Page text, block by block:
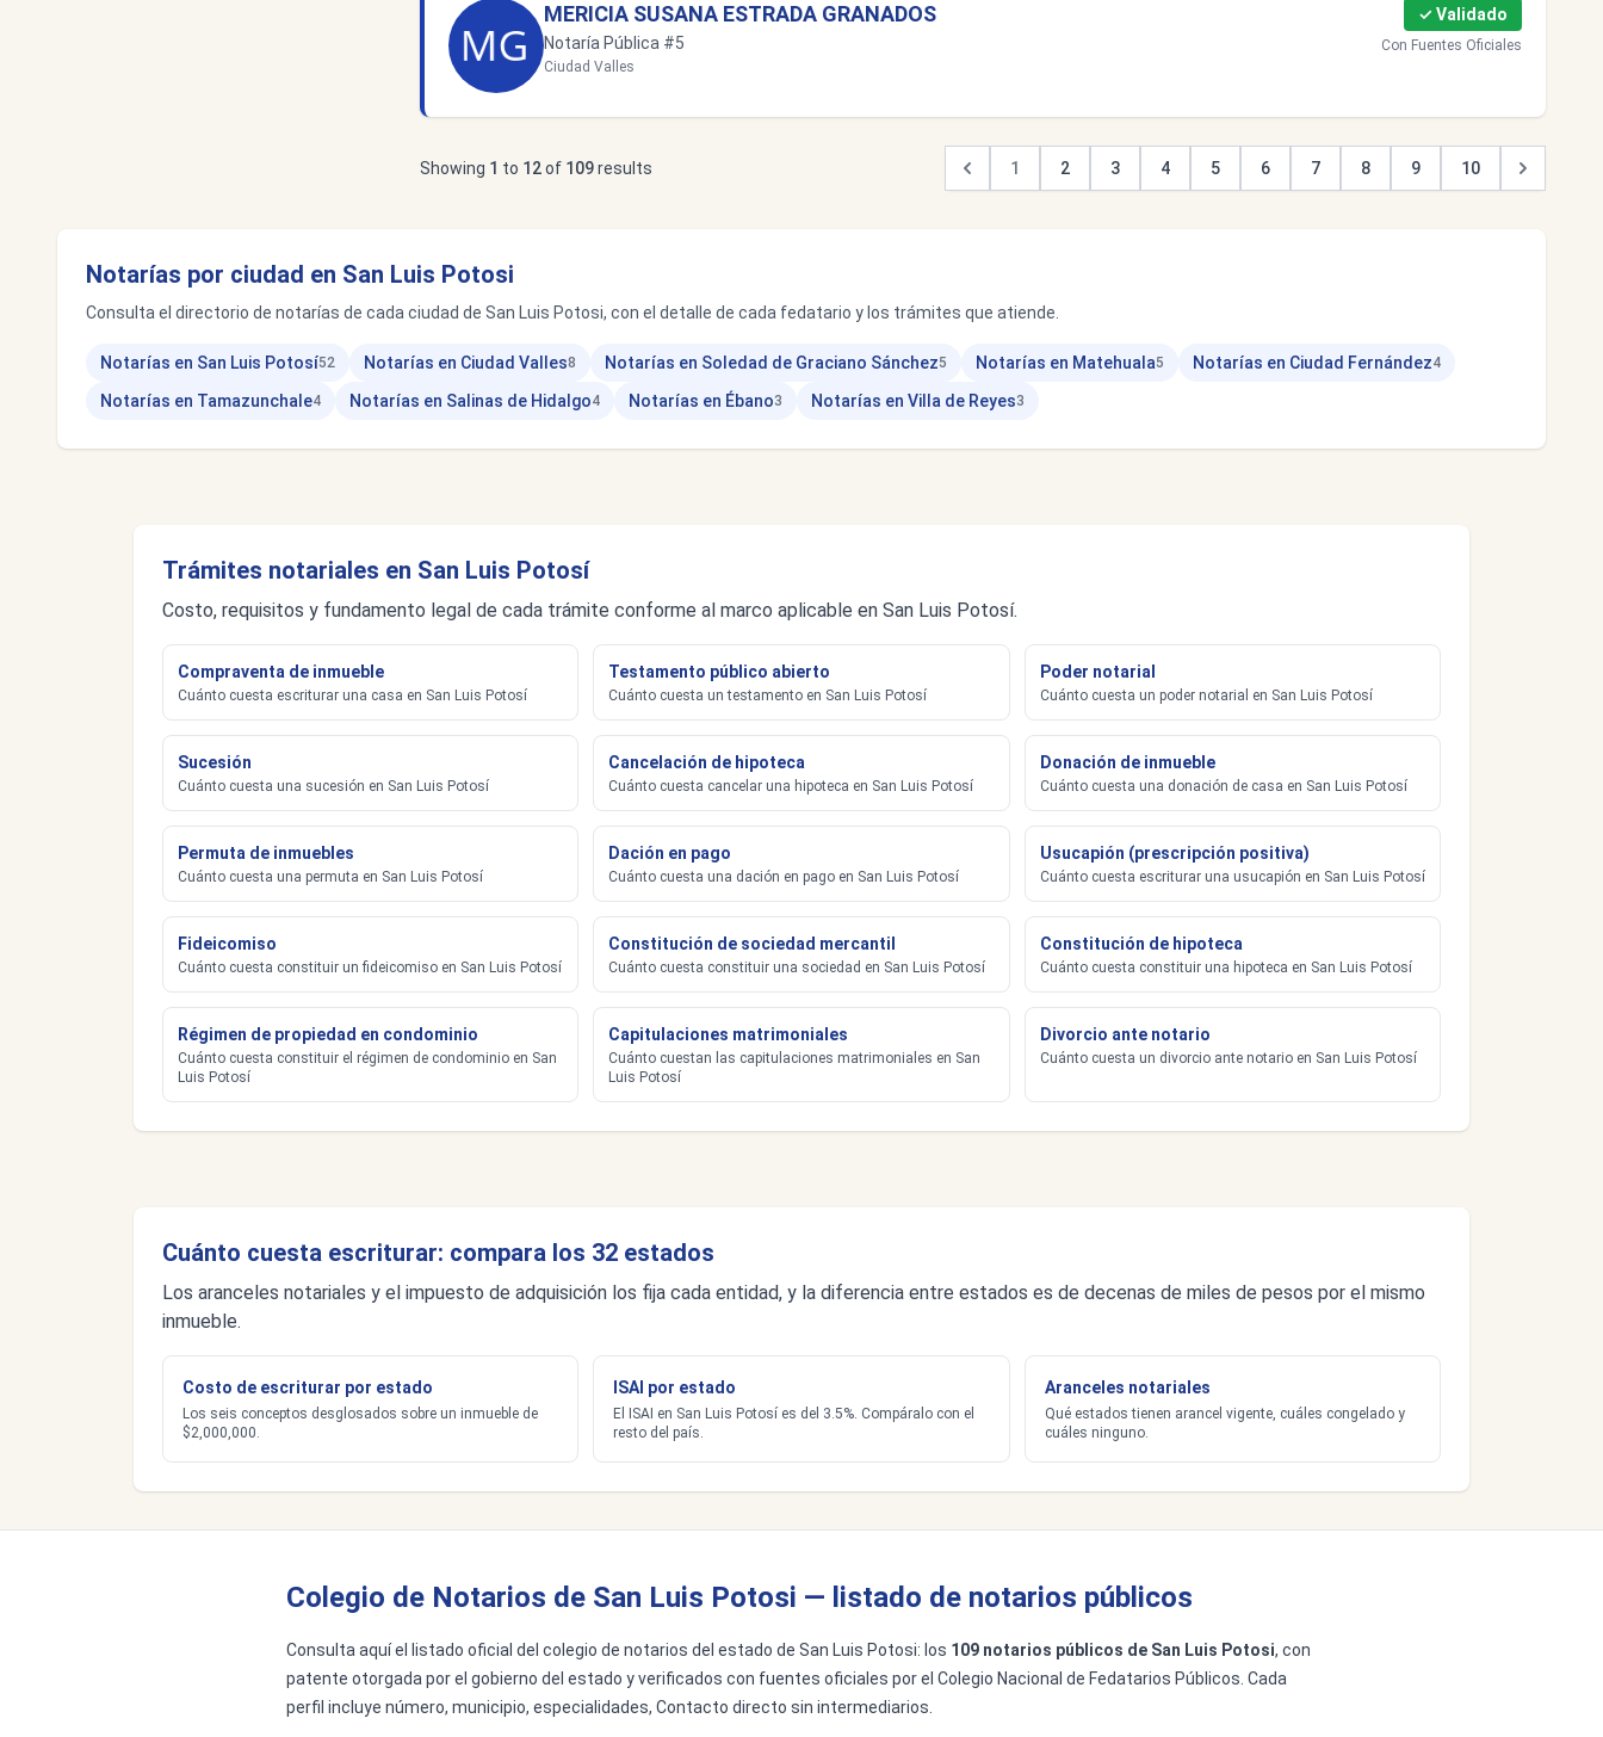
MERICIA SUSANA ESTRADA GRANADOS
Notaría Pública #5
Ciudad Valles
✓ Validado
Con Fuentes Oficiales
Showing 1 to 12of 109results 1 2 3 4 5 6 7 8 9 10
Notarías por ciudad en San Luis Potosi
Consulta el directorio de notarías de cada ciudad de San Luis Potosi, con el detalle de cada fedatario y los trámites que atiende.
Notarías en San Luis Potosí52 Notarías en Ciudad Valles8 Notarías en Soledad de Graciano Sánchez5 Notarías en Matehuala5 Notarías en Ciudad Fernández4
Notarías en Tamazunchale4 Notarías en Salinas de Hidalgo4 Notarías en Ébano3 Notarías en Villa de Reyes3
Trámites notariales en San Luis Potosí
Costo, requisitos y fundamento legal de cada trámite conforme al marco aplicable en San Luis Potosí.
Compraventa de inmueble
Cuánto cuesta escriturar una casa en San Luis Potosí
Testamento público abierto
Cuánto cuesta un testamento en San Luis Potosí
Poder notarial
Cuánto cuesta un poder notarial en San Luis Potosí
Sucesión
Cuánto cuesta una sucesión en San Luis Potosí
Cancelación de hipoteca
Cuánto cuesta cancelar una hipoteca en San Luis Potosí
Donación de inmueble
Cuánto cuesta una donación de casa en San Luis Potosí
Permuta de inmuebles
Cuánto cuesta una permuta en San Luis Potosí
Dación en pago
Cuánto cuesta una dación en pago en San Luis Potosí
Usucapión (prescripción positiva)
Cuánto cuesta escriturar una usucapión en San Luis Potosí
Fideicomiso
Cuánto cuesta constituir un fideicomiso en San Luis Potosí
Constitución de sociedad mercantil
Cuánto cuesta constituir una sociedad en San Luis Potosí
Constitución de hipoteca
Cuánto cuesta constituir una hipoteca en San Luis Potosí
Régimen de propiedad en condominio
Cuánto cuesta constituir el régimen de condominio en San
Luis Potosí
Capitulaciones matrimoniales
Cuánto cuestan las capitulaciones matrimoniales en San
Luis Potosí
Divorcio ante notario
Cuánto cuesta un divorcio ante notario en San Luis Potosí
Cuánto cuesta escriturar: compara los 32 estados
Los aranceles notariales y el impuesto de adquisición los fija cada entidad, y la diferencia entre estados es de decenas de miles de pesos por el mismo
inmueble.
Costo de escriturar por estado
Los seis conceptos desglosados sobre un inmueble de
$2,000,000.
ISAI por estado
El ISAI en San Luis Potosí es del 3.5%. Compáralo con el
resto del país.
Aranceles notariales
Qué estados tienen arancel vigente, cuáles congelado y
cuáles ninguno.
Colegio de Notarios de San Luis Potosi — listado de notarios públicos
Consulta aquí el listado oficial del colegio de notarios del estado de San Luis Potosi: los 109 notarios públicos de San Luis Potosi, con
patente otorgada por el gobierno del estado y verificados con fuentes oficiales por el Colegio Nacional de Fedatarios Públicos. Cada
perfil incluye número, municipio, especialidades, Contacto directo sin intermediarios.